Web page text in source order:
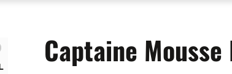
Captaine